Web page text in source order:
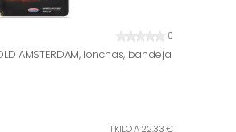
0
AMSTERDAM, lonchas, bandeja
1 KILO A 22,33 €